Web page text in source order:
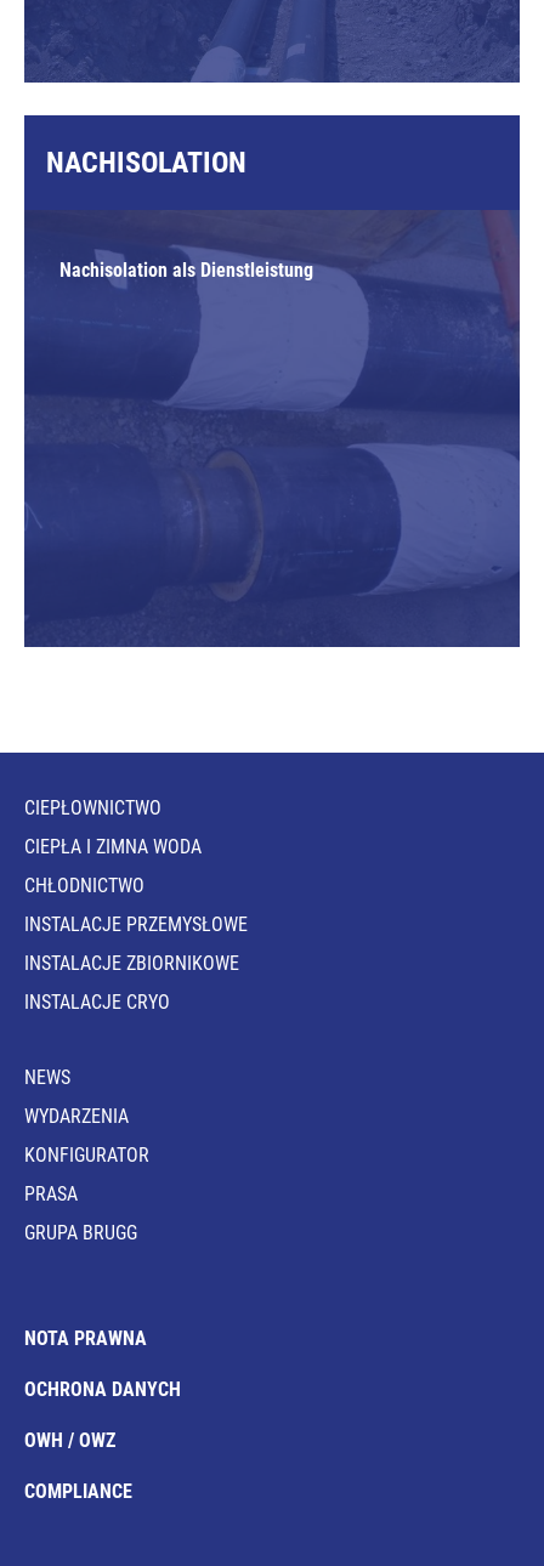
NACHISOLATION
Nachisolation als Dienstleistung
CIEPŁOWNICTWO
CIEPŁA I ZIMNA WODA
CHŁODNICTWO
INSTALACJE PRZEMYSŁOWE
INSTALACJE ZBIORNIKOWE
INSTALACJE CRYO
NEWS
WYDARZENIA
KONFIGURATOR
PRASA
GRUPA BRUGG
NOTA PRAWNA
OCHRONA DANYCH
OWH / OWZ
COMPLIANCE